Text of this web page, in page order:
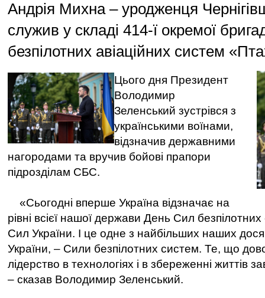
Андрія Михна – уродженця
служив у складі 414-ї окремої
безпілотних авіаційних систем
Цього дня Президент
Володимир
Зеленський зустрівся з
українськими воїнами,
відзначив державними
нагородами та вручив бойові прапори
підрозділам СБС.
«Сьогодні вперше Україна відзначає на
рівні всієї нашої держави День Сил
Сил України. І це одне з найбільших наших
України, – Сили безпілотних систем. Те, що
лідерство в технологіях і в збереженні життів
– сказав Володимир Зеленський.